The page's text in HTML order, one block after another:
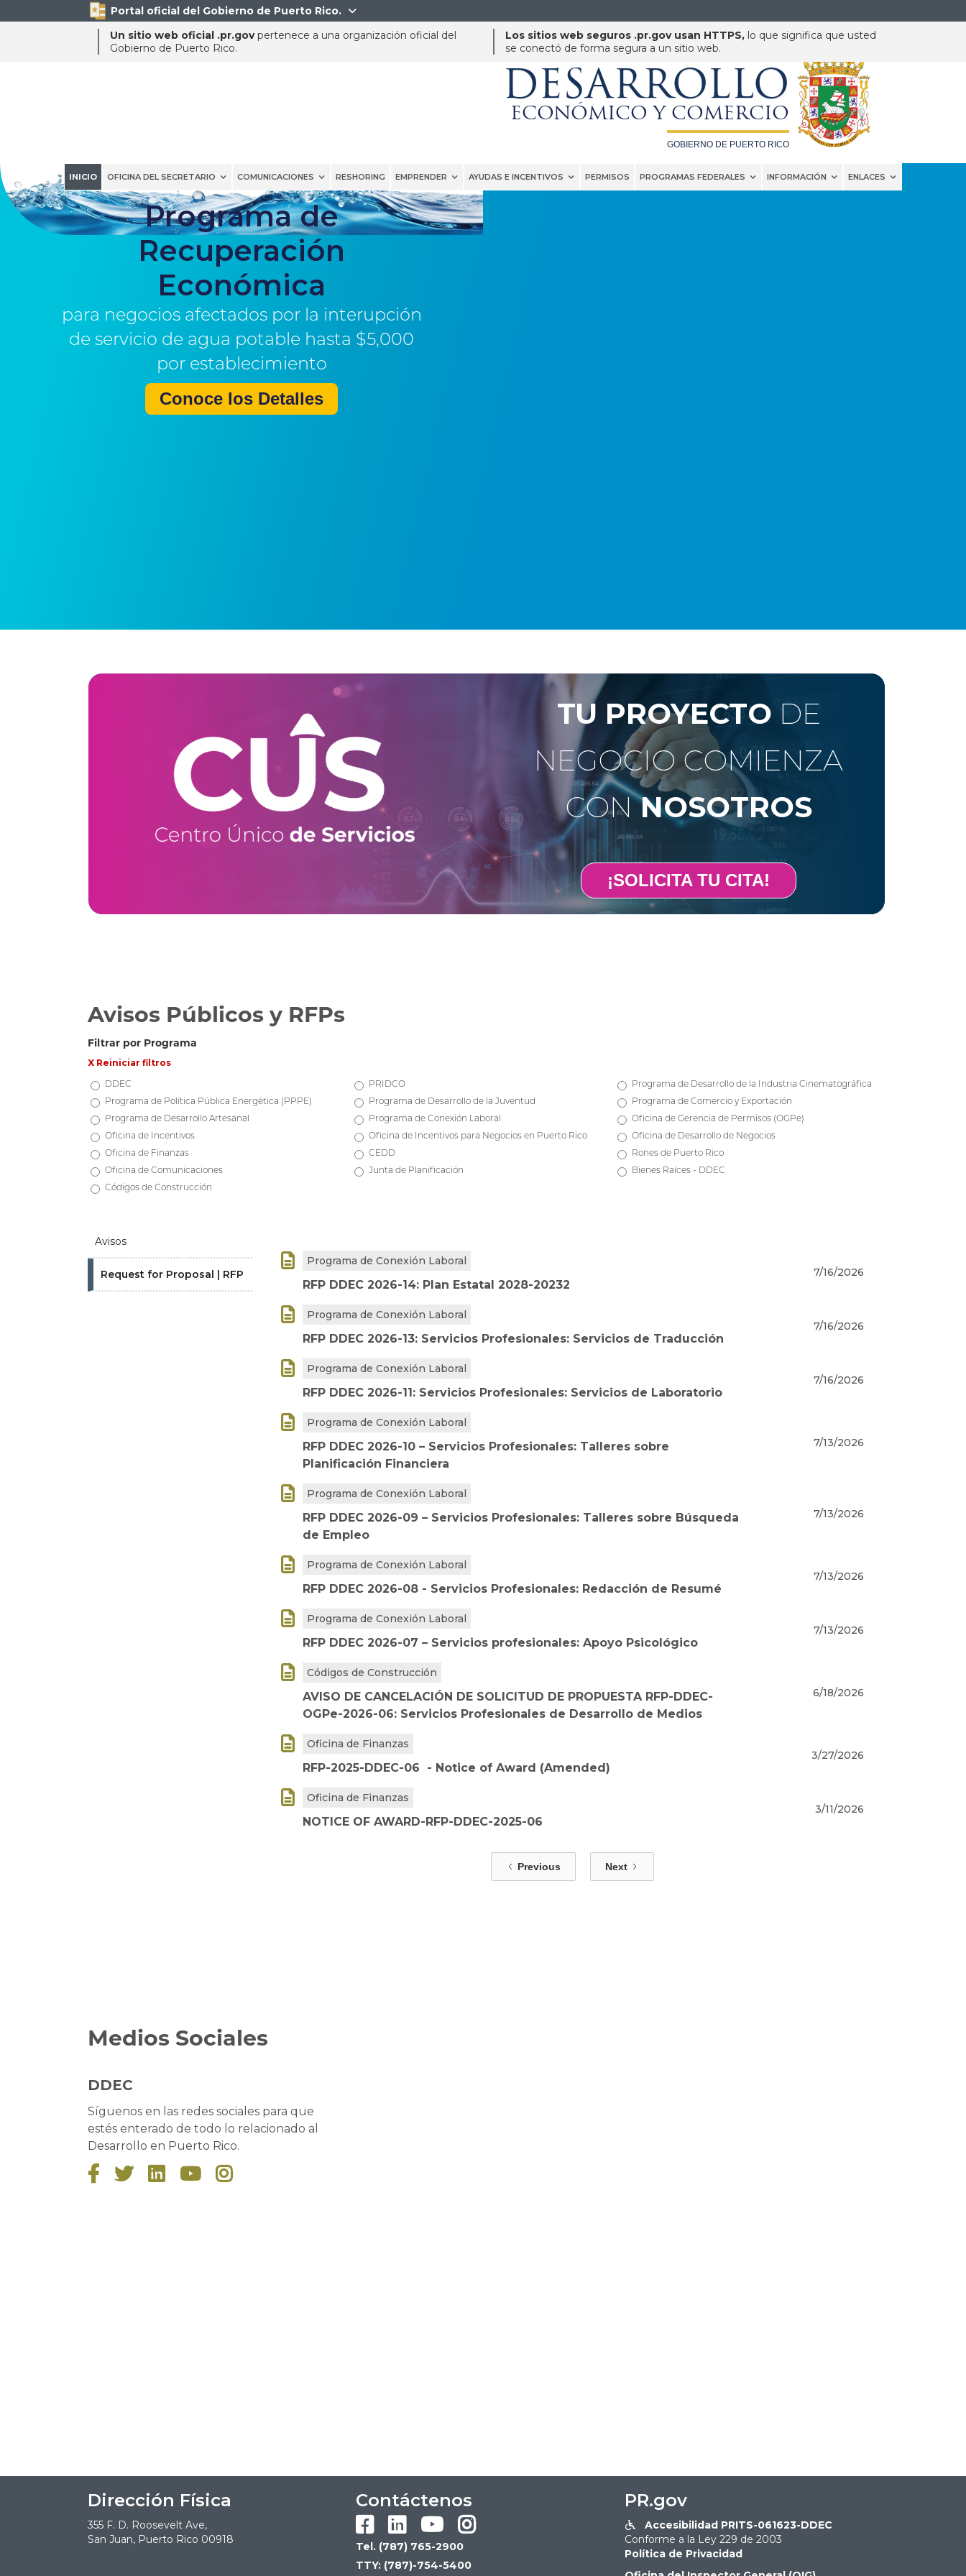
Portal oficial del Gobierno de Puerto Rico. 
Un sitio web oficial .pr.govpertenece a una organización oficial del
Gobierno de Puerto Rico.
Los sitios web seguros .pr.gov usan HTTPS, lo que significa que usted
se conectó de forma segura a un sitio web.DEPARTAMENTO DE
DESARROLLO
ECONÓMICO Y COMERCIO
GOBIERNO DE PUERTO RICO
INICIO OFICINA DEL SECRETARIO COMUNICACIONES RESHORING EMPRENDER AYUDAS E INCENTIVOS PERMISOS PROGRAMAS FEDERALES INFORMACIÓN ENLACES
Programa de
Recuperación
Económica
para negocios afectados por la interupción
de servicio de agua potable hasta $5,000
por establecimiento
Conoce los Detalles
TU PROYECTO DE
NEGOCIO COMIENZA
CONNOSOTROS
¡SOLICITA TU CITA!
Avisos Públicos y RFPs
Filtrar por Programa
X Reiniciar filtros
DDEC
PRIDCO
Programa de Desarrollo de la Industria Cinematográfica
Programa de Política Pública Energética (PPPE)
Programa de Desarrollo de la Juventud
Programa de Comercio y Exportación
Programa de Desarrollo Artesanal
Programa de Conexión Laboral
Oficina de Gerencia de Permisos (OGPe)
Oficina de Incentivos
Oficina de Incentivos para Negocios en Puerto Rico
Oficina de Desarrollo de Negocios
Oficina de Finanzas
CEDD
Rones de Puerto Rico
Oficina de Comunicaciones
Junta de Planificación
Bienes Raíces - DDEC
Códigos de Construcción
Avisos
Request for Proposal | RFP
 Programa de Conexión Laboral
RFP DDEC 2026-14: Plan Estatal 2028-20232
7/16/2026
 Programa de Conexión Laboral
RFP DDEC 2026-13: Servicios Profesionales: Servicios de Traducción
7/16/2026
 Programa de Conexión Laboral
RFP DDEC 2026-11: Servicios Profesionales: Servicios de Laboratorio
7/16/2026
 Programa de Conexión Laboral
RFP DDEC 2026-10 – Servicios Profesionales: Talleres sobre
Planificación Financiera
7/13/2026
 Programa de Conexión Laboral
RFP DDEC 2026-09 – Servicios Profesionales: Talleres sobre Búsqueda
de Empleo
7/13/2026
 Programa de Conexión Laboral
RFP DDEC 2026-08 - Servicios Profesionales: Redacción de Resumé
7/13/2026
 Programa de Conexión Laboral
RFP DDEC 2026-07 – Servicios profesionales: Apoyo Psicológico
7/13/2026
 Códigos de Construcción
AVISO DE CANCELACIÓN DE SOLICITUD DE PROPUESTA RFP-DDEC-
OGPe-2026-06: Servicios Profesionales de Desarrollo de Medios
6/18/2026
 Oficina de Finanzas
RFP-2025-DDEC-06 - Notice of Award (Amended)
3/27/2026
 Oficina de Finanzas
NOTICE OF AWARD-RFP-DDEC-2025-06
3/11/2026
Previous Next
Medios Sociales
DDEC
Síguenos en las redes sociales para que
estés enterado de todo lo relacionado al
Desarrollo en Puerto Rico.
    
Dirección Física
355 F. D. Roosevelt Ave,
San Juan, Puerto Rico 00918
Contáctenos

  
Tel. (787) 765-2900
TTY: (787)-754-5400
PR.gov

Accesibilidad PRITS-061623-DDEC
Conforme a la Ley 229 de 2003
Política de Privacidad